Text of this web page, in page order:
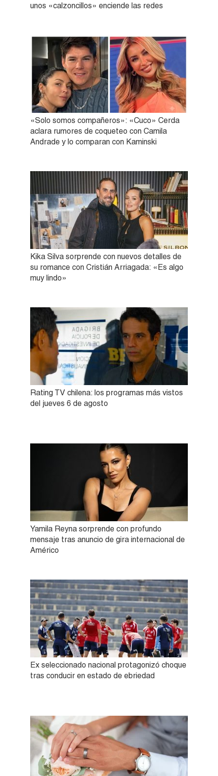
unos «calzoncillos» enciende las redes
«Solo somos compañeros»: «Cuco» Cerda
aclara rumores de coqueteo con Camila
Andrade y lo comparan con Kaminski
Kika Silva sorprende con nuevos detalles de
su romance con Cristián Arriagada: «Es algo
muy lindo»
Rating TV chilena: los programas más vistos
del jueves 6 de agosto
Yamila Reyna sorprende con profundo
mensaje tras anuncio de gira internacional de
Américo
Ex seleccionado nacional protagonizó choque
tras conducir en estado de ebriedad